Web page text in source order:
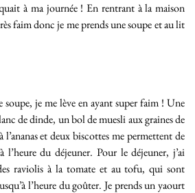
à ma journée ! En rentrant à la maison
faim donc je me prends une soupe et au lit
soupe, je me lève en ayant super faim ! Une
de dinde, un bol de muesli aux graines de
l’ananas et deux biscottes me permettent de
l’heure du déjeuner. Pour le déjeuner, j’ai
raviolis à la tomate et au tofu, qui sont
l’heure du goûter. Je prends un yaourt